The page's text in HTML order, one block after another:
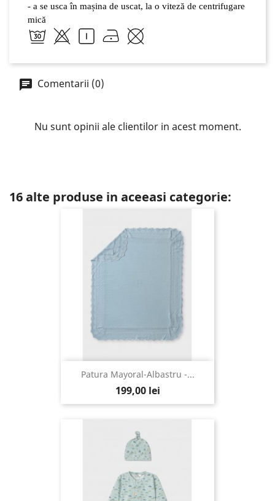
- a se usca în mașina de uscat, la o viteză de centrifugare
mică
Comentarii (0)
Nu sunt opinii ale clientilor in acest moment.
16 alte produse in aceeasi categorie:
Patura Mayoral-Albastru -...
199,00 lei